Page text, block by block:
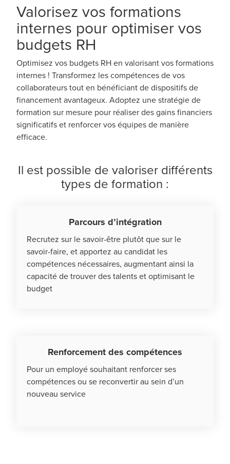
Valorisez vos formations
internes pour optimiser vos
budgets RH
Optimisez vos budgets RH en valorisant vos formations
internes ! Transformez les compétences de vos
collaborateurs tout en bénéficiant de dispositifs de
financement avantageux. Adoptez une stratégie de
formation sur mesure pour réaliser des gains financiers
significatifs et renforcer vos équipes de manière
efficace.
Il est possible de valoriser différents
types de formation :
Parcours d’intégration
Recrutez sur le savoir-être plutôt que sur le
savoir-faire, et apportez au candidat les
compétences nécessaires, augmentant ainsi la
capacité de trouver des talents et optimisant le
budget
Renforcement des compétences
Pour un employé souhaitant renforcer ses
compétences ou se reconvertir au sein d’un
nouveau service